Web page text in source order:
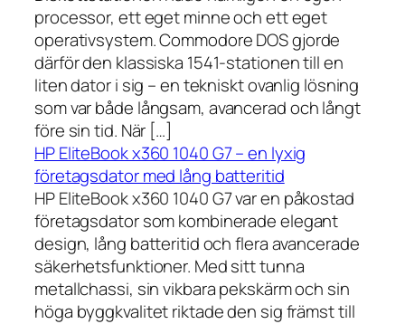
processor, ett eget minne och ett eget
operativsystem. Commodore DOS gjorde
därför den klassiska 1541-stationen till en
liten dator i sig – en tekniskt ovanlig lösning
som var både långsam, avancerad och långt
före sin tid. När […]
HP EliteBook x360 1040 G7 – en lyxig
företagsdator med lång batteritid
HP EliteBook x360 1040 G7 var en påkostad
företagsdator som kombinerade elegant
design, lång batteritid och flera avancerade
säkerhetsfunktioner. Med sitt tunna
metallchassi, sin vikbara pekskärm och sin
höga byggkvalitet riktade den sig främst till